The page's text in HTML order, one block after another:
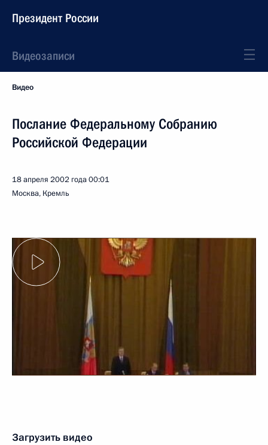
Президент России
Видеозаписи
Видео
Послание Федеральному Собранию
Российской Федерации
18 апреля 2002 года00:01
Москва, Кремль
Загрузить видео